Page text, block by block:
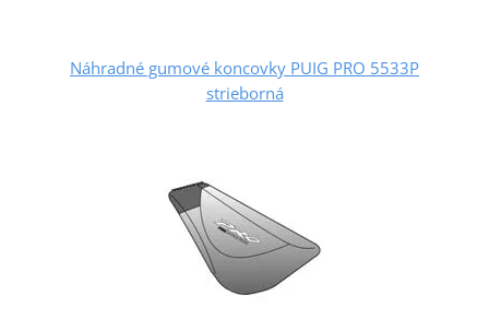
Náhradné gumové koncovky PUIG PRO 5533P
strieborná